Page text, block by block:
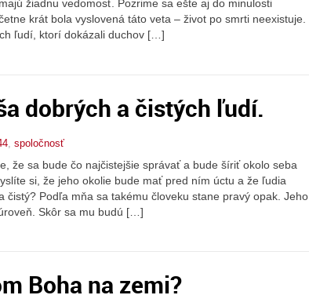
žiadnu vedomosť. Pozrime sa ešte aj do minulosti
krát bola vyslovená táto veta – život po smrti neexistuje.
ľudí, ktorí dokázali duchov […]
dobrých a čistých ľudí.
, spoločnosť
že sa bude čo najčistejšie správať a bude šíriť okolo seba
si, že jeho okolie bude mať pred ním úctu a že ľudia
čistý? Podľa mňa sa takému človeku stane pravý opak. Jeho
Skôr sa mu budú […]
Boha na zemi?